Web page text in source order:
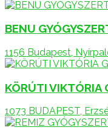
BENU
1156 Budapest,
KÖRÚTI VIKTÓRIA
1073 BUDAPEST,